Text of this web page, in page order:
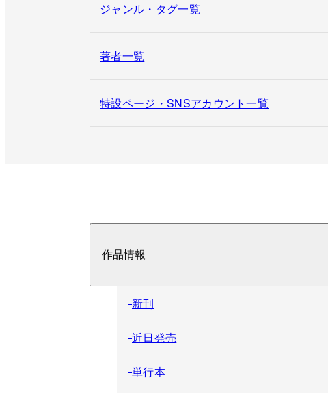
ジャンル・タグ一覧
著者一覧
特設ページ・SNSアカウント一覧
作品情報
新刊
近日発売
単行本